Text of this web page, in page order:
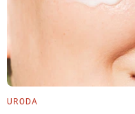
URODA